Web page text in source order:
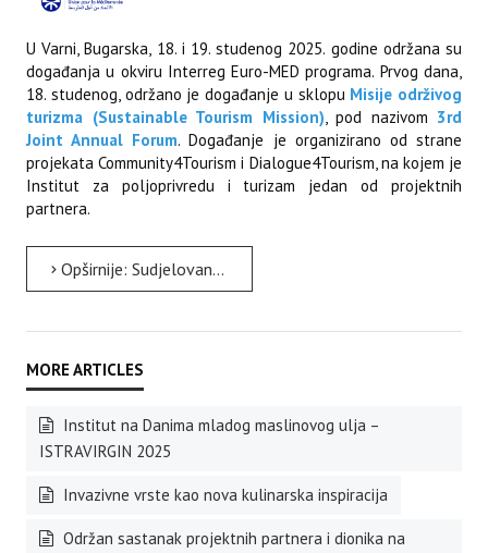
U Varni, Bugarska, 18. i 19. studenog 2025. godine održana su
događanja u okviru Interreg Euro-MED programa. Prvog dana,
18. studenog, održano je događanje u sklopu Misije održivog
turizma (Sustainable Tourism Mission), pod nazivom 3rd
Joint Annual Forum. Događanje je organizirano od strane
projekata Community4Tourism i Dialogue4Tourism, na kojem je
Institut za poljoprivredu i turizam jedan od projektnih
partnera.
Opširnije: Sudjelovanje na događanjima u Bugarskoj u okviru Interreg Euro-MED programa
Institut na Danima mladog maslinovog ulja –
ISTRAVIRGIN 2025
Invazivne vrste kao nova kulinarska inspiracija
Održan sastanak projektnih partnera i dionika na